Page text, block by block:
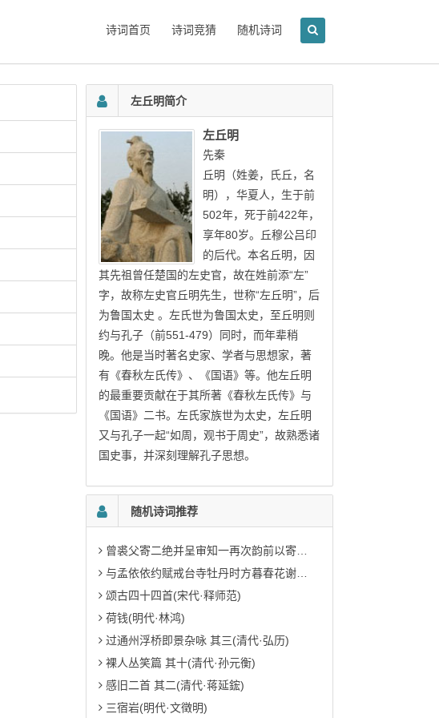
诗词首页 诗词竞猜 随机诗词
左丘明简介
左丘明
先秦
丘明（姓姜，氏丘，名
明），华夏人，生于前
502年，死于前422年，
享年80岁。丘穆公吕印
的后代。本名丘明，因
其先祖曾任楚国的左史官，故在姓前添“左”
字，故称左史官丘明先生，世称“左丘明”，后
为鲁国太史 。左氏世为鲁国太史，至丘明则
约与孔子（前551-479）同时，而年辈稍
晚。他是当时著名史家、学者与思想家，著
有《春秋左氏传》、《国语》等。他左丘明
的最重要贡献在于其所著《春秋左氏传》与
《国语》二书。左氏家族世为太史，左丘明
又与孔子一起“如周，观书于周史”，故熟悉诸
国史事，并深刻理解孔子思想。
随机诗词推荐
曾裘父寄二绝并呈审知一再次韵前以寄曾后寄(宋代·赵蕃)
与孟依依约赋戒台寺牡丹时方暮春花谢殆尽先成三章以寄 其三(当代·李梦唐)
颂古四十四首(宋代·释师范)
荷钱(明代·林鸿)
过通州浮桥即景杂咏 其三(清代·弘历)
裸人丛笑篇 其十(清代·孙元衡)
感旧二首 其二(清代·蒋延鋐)
三宿岩(明代·文徵明)